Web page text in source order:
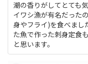
潮の香りがしてとても
イワシ漁が有名だった
身やフライ)を食べま
た魚で作った刺身定食
と思います。